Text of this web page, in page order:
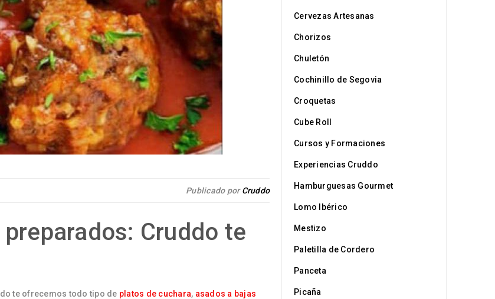
Publicado porCruddo
Cruddo te
te ofrecemos todo tipo de platos de cuchara, asados a bajas
Cervezas Artesanas
Chorizos
Chuletón
Cochinillo de Segovia
Croquetas
Cube Roll
Cursos y Formaciones
Experiencias Cruddo
Hamburguesas Gourmet
Lomo Ibérico
Mestizo
Paletilla de Cordero
Panceta
Picaña